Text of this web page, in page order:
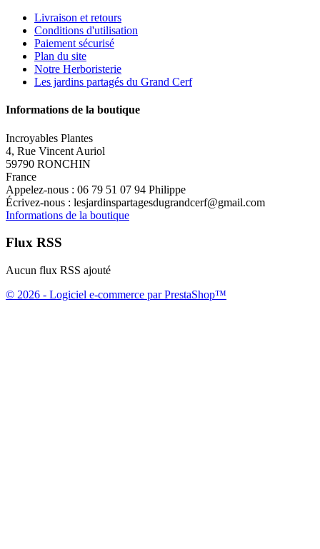
Livraison et retours
Conditions d'utilisation
Paiement sécurisé
Plan du site
Notre Herboristerie
Les jardins partagés du Grand Cerf
Informations de la boutique
Incroyables Plantes
4, Rue Vincent Auriol
59790 RONCHIN
France
Appelez-nous : 06 79 51 07 94 Philippe
Écrivez-nous : lesjardinspartagesdugrandcerf@gmail.com
Informations de la boutique
Flux RSS
Aucun flux RSS ajouté
© 2026 - Logiciel e-commerce par PrestaShop™